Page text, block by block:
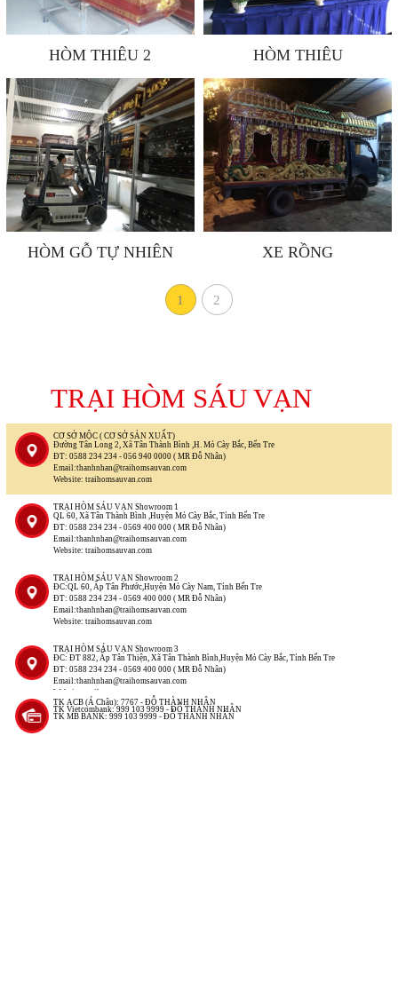
HÒM THIÊU 2 HÒM THIÊU
HÒM GỖ TỰ NHIÊN XE RỒNG
1 2
TRẠI HÒM SÁU VẠN
CƠ SỞ MỘC ( CƠ SỞ SẢN XUẤT)
Đường Tân Long 2, Xã Tân Thành Bình ,H. Mỏ Cày Bắc, Bến Tre
ĐT: 0588 234 234 - 056 940 0000 ( MR Đỗ Nhân)
Email:thanhnhan@traihomsauvan.com
Website: traihomsauvan.com
TRẠI HÒM SÁU VẠN Showroom 1
QL 60, Xã Tân Thành Bình ,Huyện Mỏ Cày Bắc, Tỉnh Bến Tre
ĐT: 0588 234 234 - 0569 400 000 ( MR Đỗ Nhân)
Email:thanhnhan@traihomsauvan.com
Website: traihomsauvan.com
TRẠI HÒM SÁU VẠN Showroom 2
ĐC:QL 60, Ấp Tân Phước,Huyện Mỏ Cày Nam, Tỉnh Bến Tre
ĐT: 0588 234 234 - 0569 400 000 ( MR Đỗ Nhân)
Email:thanhnhan@traihomsauvan.com
Website: traihomsauvan.com
TRẠI HÒM SÁU VẠN Showroom 3
ĐC: ĐT 882, Ấp Tân Thiện, Xã Tân Thành Bình,Huyện Mỏ Cày Bắc, Tỉnh Bến Tre
ĐT: 0588 234 234 - 0569 400 000 ( MR Đỗ Nhân)
Email:thanhnhan@traihomsauvan.com
Website: traihomsauvan.com
TK ACB (Á Châu): 7767 - ĐỖ THÀNH NHÂN
TK Vietcombank: 999 103 9999 - ĐỖ THÀNH NHÂN
TK MB BANK: 999 103 9999 - ĐỖ THÀNH NHÂN